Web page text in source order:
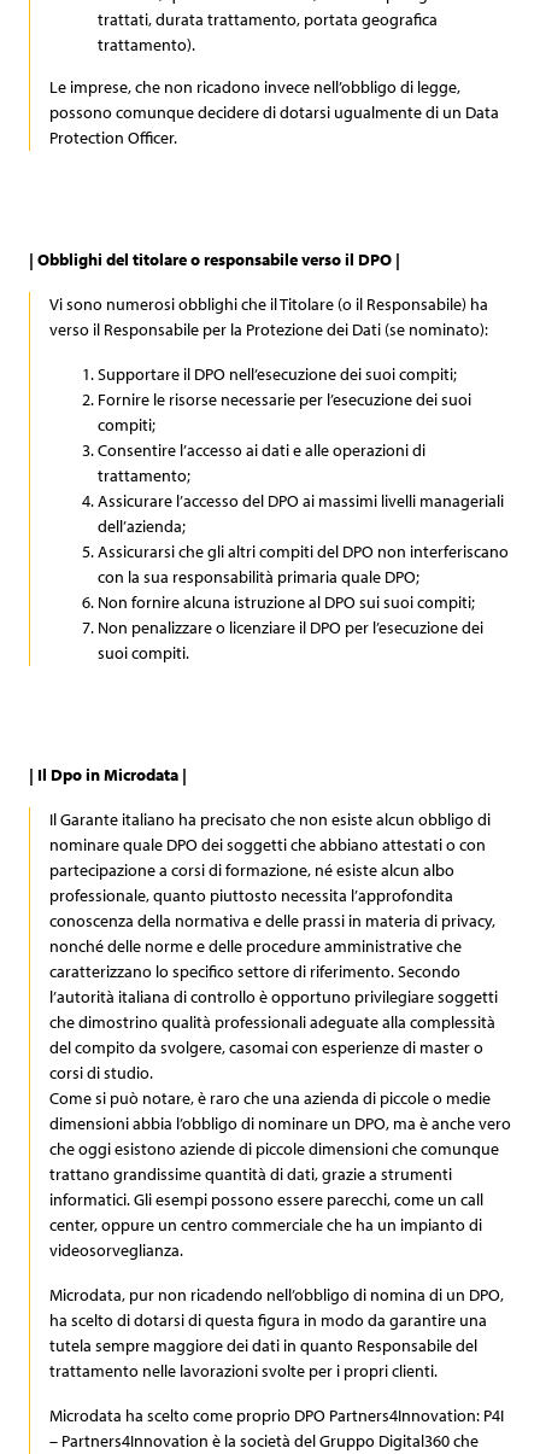
trattati, durata trattamento, portata geografica
trattamento).
Le imprese, che non ricadono invece nell’obbligo di legge,
possono comunque decidere di dotarsi ugualmente di un Data
Protection Officer.
| Obblighi del titolare o responsabile verso il DPO |
Vi sono numerosi obblighi che il Titolare (o il Responsabile) ha
verso il Responsabile per la Protezione dei Dati (se nominato):
Supportare il DPO nell’esecuzione dei suoi compiti;
Fornire le risorse necessarie per l’esecuzione dei suoi
compiti;
Consentire l’accesso ai dati e alle operazioni di
trattamento;
Assicurare l’accesso del DPO ai massimi livelli manageriali
dell’azienda;
Assicurarsi che gli altri compiti del DPO non interferiscano
con la sua responsabilità primaria quale DPO;
Non fornire alcuna istruzione al DPO sui suoi compiti;
Non penalizzare o licenziare il DPO per l’esecuzione dei
suoi compiti.
| Il Dpo in Microdata |
Il Garante italiano ha precisato che non esiste alcun obbligo di
nominare quale DPO dei soggetti che abbiano attestati o con
partecipazione a corsi di formazione, né esiste alcun albo
professionale, quanto piuttosto necessita l’approfondita
conoscenza della normativa e delle prassi in materia di privacy,
nonché delle norme e delle procedure amministrative che
caratterizzano lo specifico settore di riferimento. Secondo
l’autorità italiana di controllo è opportuno privilegiare soggetti
che dimostrino qualità professionali adeguate alla complessità
del compito da svolgere, casomai con esperienze di master o
corsi di studio.
Come si può notare, è raro che una azienda di piccole o medie
dimensioni abbia l’obbligo di nominare un DPO, ma è anche vero
che oggi esistono aziende di piccole dimensioni che comunque
trattano grandissime quantità di dati, grazie a strumenti
informatici. Gli esempi possono essere parecchi, come un call
center, oppure un centro commerciale che ha un impianto di
videosorveglianza.
Microdata, pur non ricadendo nell’obbligo di nomina di un DPO,
ha scelto di dotarsi di questa figura in modo da garantire una
tutela sempre maggiore dei dati in quanto Responsabile del
trattamento nelle lavorazioni svolte per i propri clienti.
Microdata ha scelto come proprio DPO Partners4Innovation: P4I
– Partners4Innovation è la società del Gruppo Digital360 che